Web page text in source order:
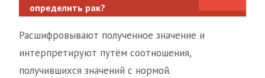
определить рак?
Расшифровывают полученное значение и
интерпретируют путём соотношения,
получившихся значений с нормой.